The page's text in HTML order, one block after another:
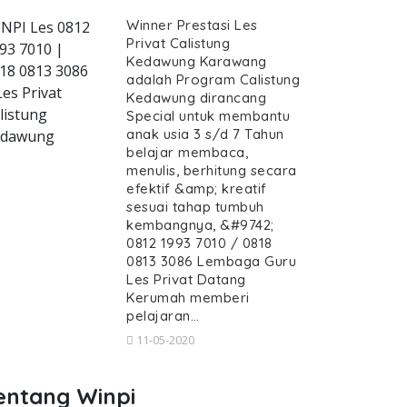
calistung-kedawung--guru-
Privat Calistung Kedawung,
Kedawung, Guru Calistung datang
Les Privat Calistung
Calistung Kedawung, Guru
Les 0812
7010 |
0813 3086
Privat
Winner Prestasi Les
Privat Calistung
Kedawung Karawang
adalah Program Calistung
Kedawung dirancang
Special untuk membantu
anak usia 3 s/d 7 Tahun
belajar membaca,
menulis, berhitung secara
efektif &amp; kreatif
sesuai tahap tumbuh
kembangnya, &#9742;
0812 1993 7010 / 0818
0813 3086 Lembaga Guru
Les Privat Datang
Kerumah memberi
pelajaran…
11-05-2020
Winpi